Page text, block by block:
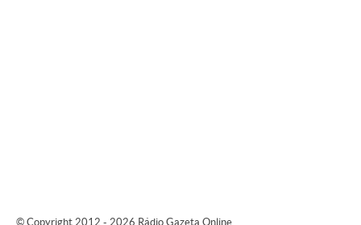
© Copyright 2012 - 2026 Rádio Gazeta Online